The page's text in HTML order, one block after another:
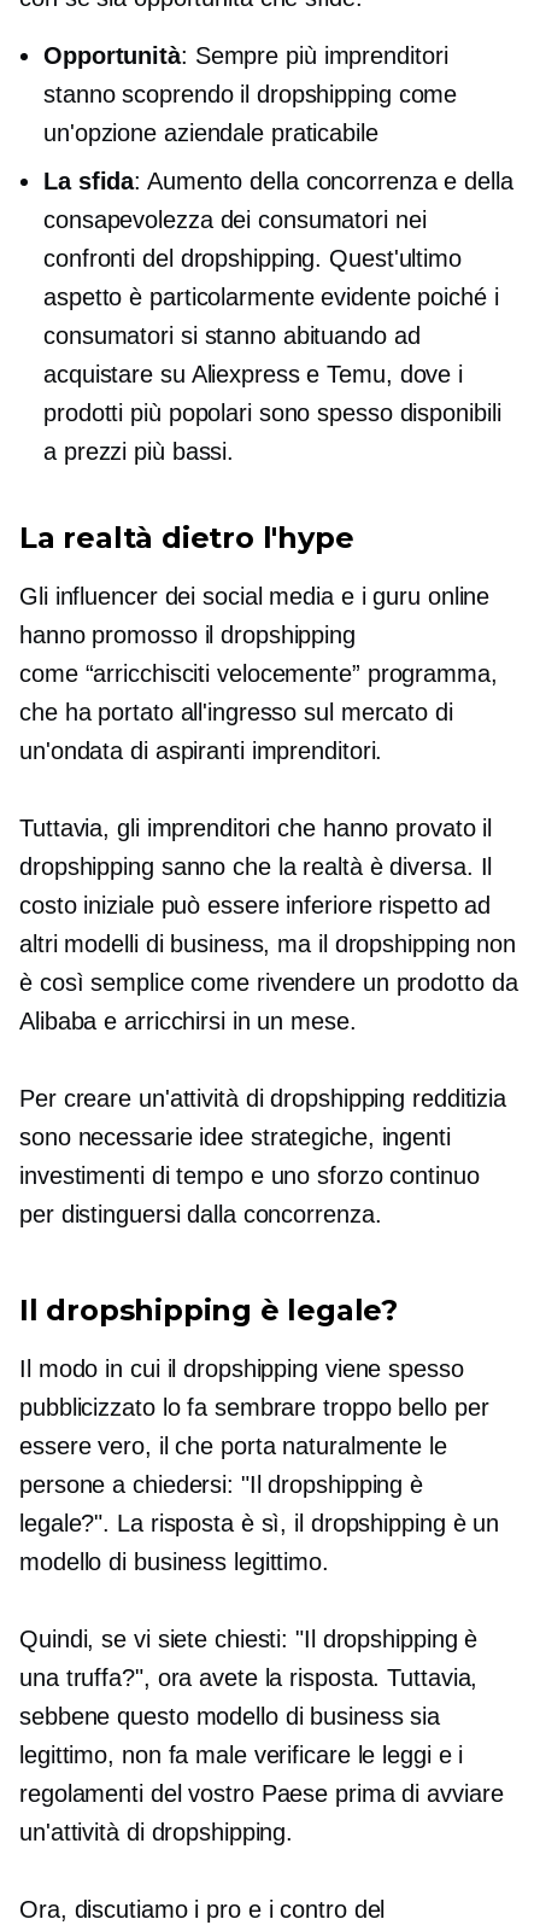
Opportunità: Sempre più imprenditori
stanno scoprendo il dropshipping come
un'opzione aziendale praticabile
La sfida: Aumento della concorrenza e della
consapevolezza dei consumatori nei
confronti del dropshipping. Quest'ultimo
aspetto è particolarmente evidente poiché i
consumatori si stanno abituando ad
acquistare su Aliexpress e Temu, dove i
prodotti più popolari sono spesso disponibili
a prezzi più bassi.
La realtà dietro l'hype
Gli influencer dei social media e i guru online
hanno promosso il dropshipping
come “arricchisciti velocemente” programma,
che ha portato all'ingresso sul mercato di
un'ondata di aspiranti imprenditori.
Tuttavia, gli imprenditori che hanno provato il
dropshipping sanno che la realtà è diversa. Il
costo iniziale può essere inferiore rispetto ad
altri modelli di business, ma il dropshipping non
è così semplice come rivendere un prodotto da
Alibaba e arricchirsi in un mese.
Per creare un'attività di dropshipping redditizia
sono necessarie idee strategiche, ingenti
investimenti di tempo e uno sforzo continuo
per distinguersi dalla concorrenza.
Il dropshipping è legale?
Il modo in cui il dropshipping viene spesso
pubblicizzato lo fa sembrare troppo bello per
essere vero, il che porta naturalmente le
persone a chiedersi: "Il dropshipping è
legale?". La risposta è sì, il dropshipping è un
modello di business legittimo.
Quindi, se vi siete chiesti: "Il dropshipping è
una truffa?", ora avete la risposta. Tuttavia,
sebbene questo modello di business sia
legittimo, non fa male verificare le leggi e i
regolamenti del vostro Paese prima di avviare
un'attività di dropshipping.
Ora, discutiamo i pro e i contro del